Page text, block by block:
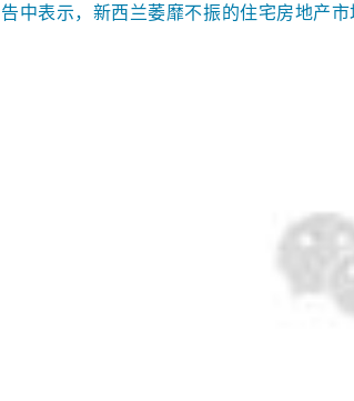
告中表示，新西兰萎靡不振的住宅房地产市